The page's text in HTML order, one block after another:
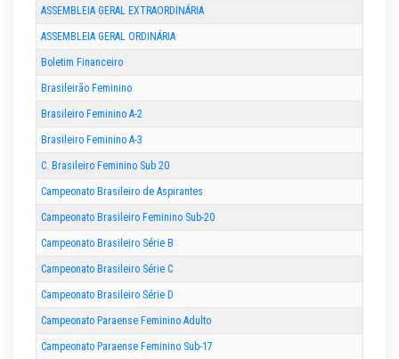
ASSEMBLEIA GERAL EXTRAORDINÁRIA
ASSEMBLEIA GERAL ORDINÁRIA
Boletim Financeiro
Brasileirão Feminino
Brasileiro Feminino A-2
Brasileiro Feminino A-3
C. Brasileiro Feminino Sub 20
Campeonato Brasileiro de Aspirantes
Campeonato Brasileiro Feminino Sub-20
Campeonato Brasileiro Série B
Campeonato Brasileiro Série C
Campeonato Brasileiro Série D
Campeonato Paraense Feminino Adulto
Campeonato Paraense Feminino Sub-17